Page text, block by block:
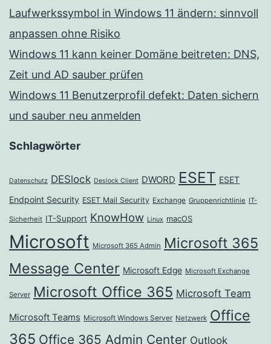
Laufwerkssymbol in Windows 11 ändern: sinnvoll
anpassen ohne Risiko
Windows 11 kann keiner Domäne beitreten: DNS,
Zeit und AD sauber prüfen
Windows 11 Benutzerprofil defekt: Daten sichern
und sauber neu anmelden
Schlagwörter
Datenschutz DESlock Deslock Client DWORD ESET ESET
Endpoint Security ESET Mail Security Exchange Gruppenrichtlinie IT-
Sicherheit IT-Support KnowHow Linux macOS
Microsoft Microsoft 365 Admin Microsoft 365
Message Center Microsoft Edge Microsoft Exchange
Server Microsoft Office 365 Microsoft Team
Microsoft Teams Microsoft Windows Server Netzwerk Office
365 Office 365 Admin Center Outlook